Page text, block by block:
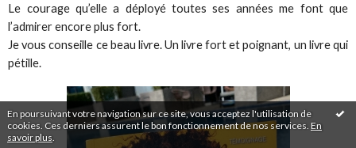
En poursuivant votre navigation sur ce site, vous acceptez l'utilisation de
cookies. Ces derniers assurent le bon fonctionnement de nos services. En
savoir plus
Le courage qu’elle a déployé toutes ses années me font que
l’admirer encore plus fort.
Je vous conseille ce beau livre. Un livre fort et poignant, un livre qui
pétille.